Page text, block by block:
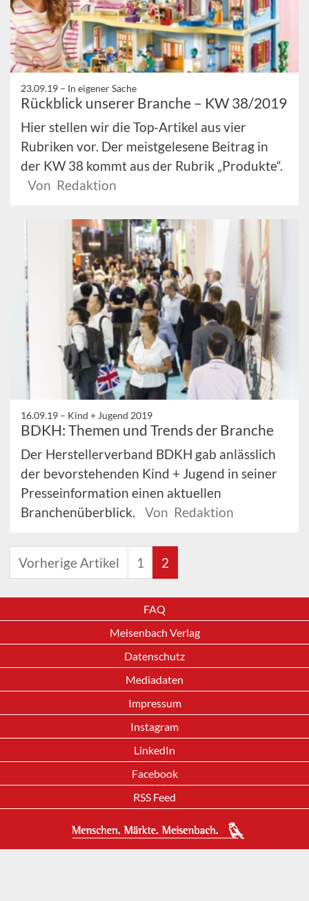
23.09.19 – In eigener Sache
Rückblick unserer Branche – KW 38/2019
Hier stellen wir die Top-Artikel aus vier
Rubriken vor. Der meistgelesene Beitrag in
der KW 38 kommt aus der Rubrik „Produkte“.
Von Redaktion
16.09.19 – Kind + Jugend 2019
BDKH: Themen und Trends der Branche
Der Herstellerverband BDKH gab anlässlich
der bevorstehenden Kind + Jugend in seiner
Presseinformation einen aktuellen
Branchenüberblick.
Von Redaktion
Vorherige Artikel 1 2
FAQ
Meisenbach Verlag
Datenschutz
Mediadaten
Impressum
Instagram
LinkedIn
Facebook
RSS Feed